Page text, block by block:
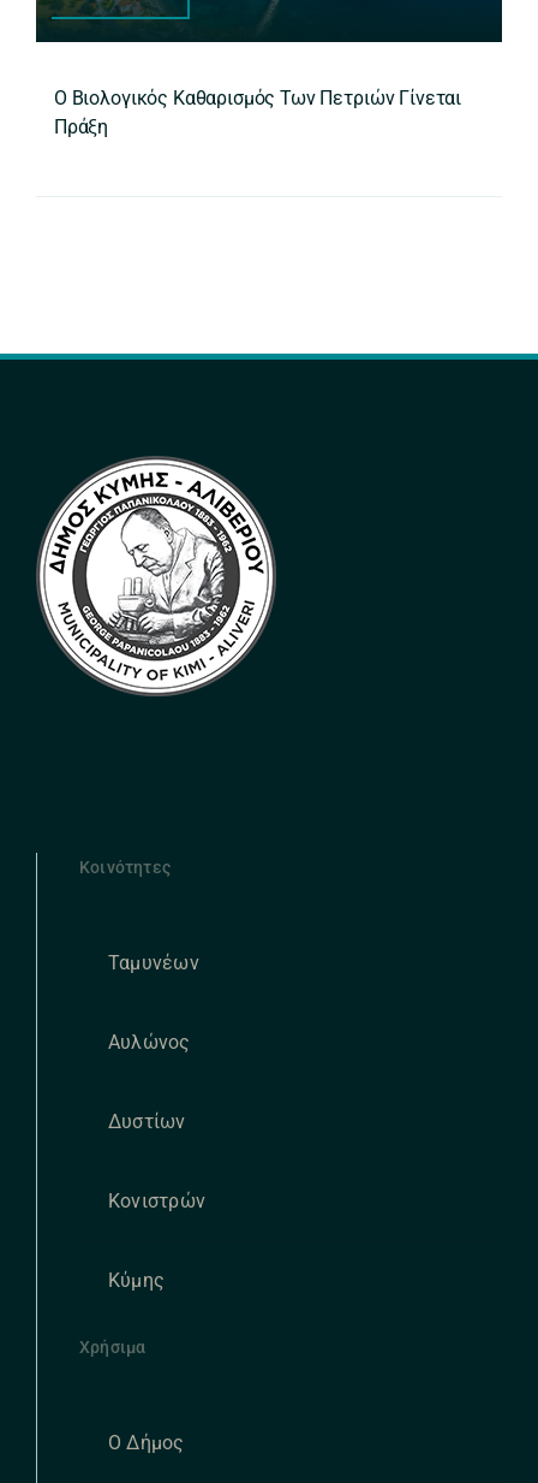
Ο Βιολογικός Καθαρισμός Των Πετριών Γίνεται
Πράξη
Κοινότητες
Ταμυνέων
Αυλώνος
Δυστίων
Κονιστρών
Κύμης
Χρήσιμα
Ο Δήμος